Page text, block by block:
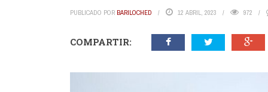
PUBLICADO POR BARILOCHED 12 ABRIL, 2023 972
COMPARTIR: